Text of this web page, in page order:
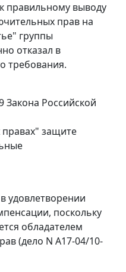
правильному выводу
прав на
группы
отказал в
требования.
Закона Российской
защите
удовлетворении
поскольку
обладателем
(дело N А17-04/10-